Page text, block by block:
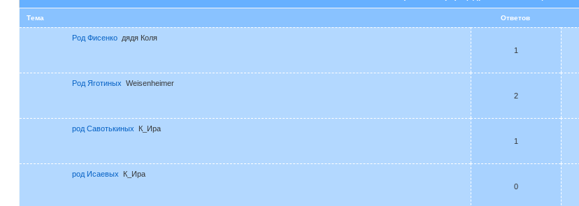
Тема Ответов
Род Фисенко дядя Коля
1
Род Яготиных Weisenheimer
2
род Савотькиных
К_Ира
1
род Исаевых
К_Ира
0